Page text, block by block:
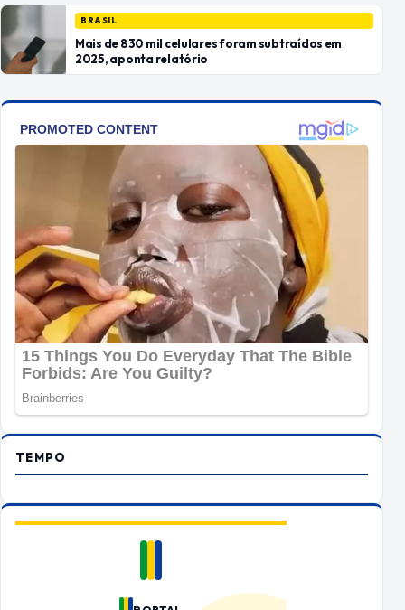
BRASIL
Mais de 830 mil celulares foram subtraídos em
2025, aponta relatório
TEMPO